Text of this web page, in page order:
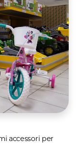
accessori per